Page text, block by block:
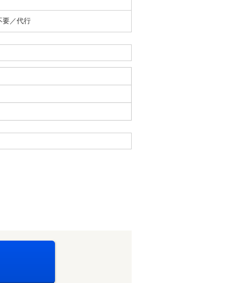
要／代行